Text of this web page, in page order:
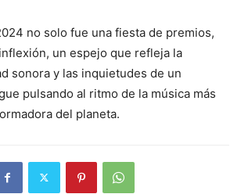
no solo fue una fiesta de premios,
un espejo que refleja la
sonora y las inquietudes de un
pulsando al ritmo de la música más
del planeta.